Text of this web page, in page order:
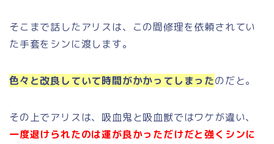
そこまで話したアリスは、この間修理を依頼されてい
た手套をシンに渡します。
色々と改良していて時間がかかってしまったのだと。
その上でアリスは、吸血鬼と吸血獣ではワケが違い、
一度退けられたのは運が良かっただけだと強くシンに